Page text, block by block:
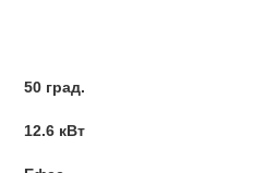
50 град.
12.6 кВт